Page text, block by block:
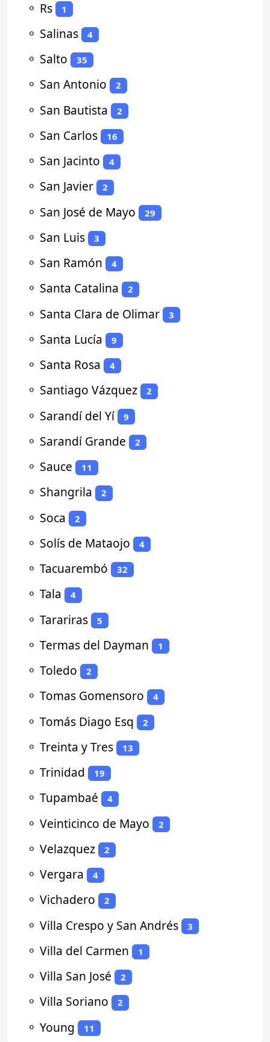
⚬ Rs 1
⚬ Salinas 4
⚬ Salto 35
⚬ San Antonio 2
⚬ San Bautista 2
⚬ San Carlos 16
⚬ San Jacinto 4
⚬ San Javier 2
⚬ San José de Mayo 29
⚬ San Luis 3
⚬ San Ramón 4
⚬ Santa Catalina 2
⚬ Santa Clara de Olimar 3
⚬ Santa Lucía 9
⚬ Santa Rosa 4
⚬ Santiago Vázquez 2
⚬ Sarandí del Yí 9
⚬ Sarandí Grande 2
⚬ Sauce 11
⚬ Shangrila 2
⚬ Soca 2
⚬ Solís de Mataojo 4
⚬ Tacuarembó 32
⚬ Tala 4
⚬ Tarariras 5
⚬ Termas del Dayman 1
⚬ Toledo 2
⚬ Tomas Gomensoro 4
⚬ Tomás Diago Esq 2
⚬ Treinta y Tres 13
⚬ Trinidad 19
⚬ Tupambaé 4
⚬ Veinticinco de Mayo 2
⚬ Velazquez 2
⚬ Vergara 4
⚬ Vichadero 2
⚬ Villa Crespo y San Andrés 3
⚬ Villa del Carmen 1
⚬ Villa San José 2
⚬ Villa Soriano 2
⚬ Young 11